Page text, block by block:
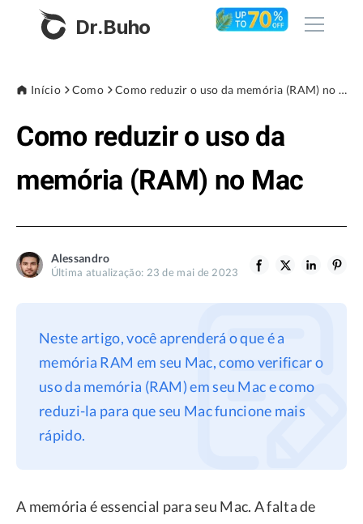
Dr.Buho
Produtos
BuhoCleaner
BuhoUnlocker
BuhoRepair
BuhoNTFS
Loja
Sobre nós
Assistência
Privacidade
Termos
Início Como Como reduzir o uso da memória (RAM) no Mac
Como reduzir o uso da
memória (RAM) no Mac
Alessandro
Última atualização: 23 de mai de 2023
Neste artigo, você aprenderá o que é a
memória RAM em seu Mac, como verificar o
uso da memória (RAM) em seu Mac e como
reduzi-la para que seu Mac funcione mais
rápido.
A memória é essencial para seu Mac. A falta de